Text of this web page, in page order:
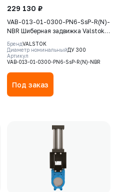
229 130 ₽
VAB-013-01-0300-PN6-SsP-R(N)-
NBR Шиберная задвижка Valstok,
серия VAB, DN 0300, PN=6 Бар,
редуктор, невыдвижной шток,
корпус GJS-400-15 (GGG40), нож
AISI304, седловое уплотнение
NBR
БрендVALSTOK
Диаметр номинальныйДУ 300
Артикул
VAB-013-01-0300-PN6-SsP-R(N)-NBR
Под заказ